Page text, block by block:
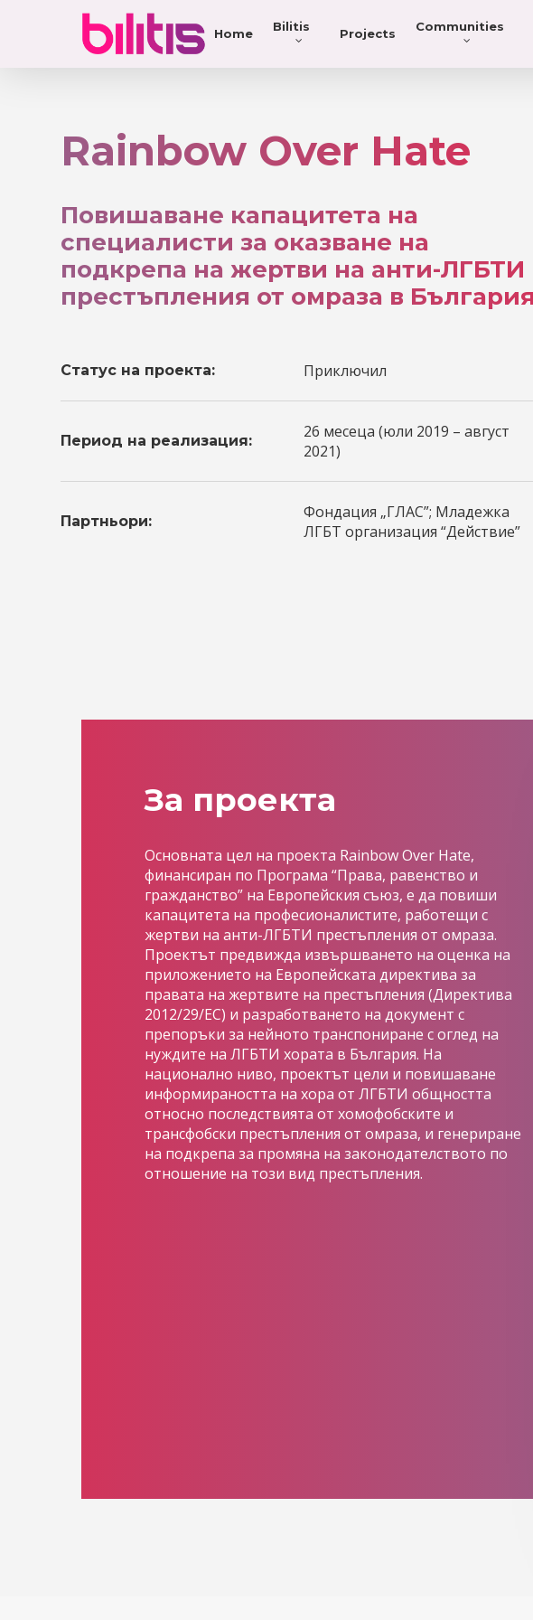
Home
Bilitis
Projects
Communities
Rainbow Over Hate
Повишаване капацитета на
специалисти за оказване на
подкрепа на жертви на анти-ЛГБТИ
престъпления от омраза в България
Статус на проекта: Приключил
Период на реализация:
26 месеца (юли 2019 – август
2021)
Партньори:
Фондация „ГЛАС”; Младежка
ЛГБТ организация “Действие”
За проекта
Основната цел на проекта Rainbow Over Hate,
финансиран по Програма “Права, равенство и
гражданство” на Европейския съюз, е да повиши
капацитета на професионалистите, работещи с
жертви на анти-ЛГБТИ престъпления от омраза.
Проектът предвижда извършването на оценка на
приложението на Европейската директива за
правата на жертвите на престъпления (Директива
2012/29/EС) и разработването на документ с
препоръки за нейното транспониране с оглед на
нуждите на ЛГБТИ хората в България. На
национално ниво, проектът цели и повишаване
информираността на хора от ЛГБТИ общността
относно последствията от хомофобските и
трансфобски престъпления от омраза, и генериране
на подкрепа за промяна на законодателството по
отношение на този вид престъпления.